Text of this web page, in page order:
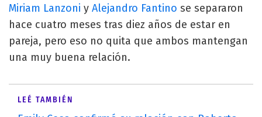
Miriam Lanzoni y Alejandro Fantino se separaron
hace cuatro meses tras diez años de estar en
pareja, pero eso no quita que ambos mantengan
una muy buena relación.
LEÉ TAMBIÉN